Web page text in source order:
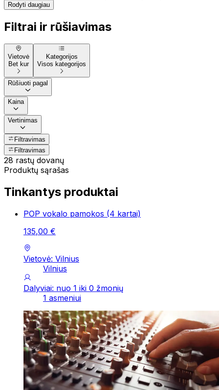
Rodyti daugiau
Filtrai ir rūšiavimas
Vietovė
Bet kur
Kategorijos
Visos kategorijos
Rūšiuoti pagal
Kaina
Vertinimas
Filtravimas
Filtravimas
28 rastų dovanų
Produktų sąrašas
Tinkantys produktai
POP vokalo pamokos (4 kartai)
135,00 €
Vietovė: Vilnius
Vilnius
Dalyviai: nuo 1 iki 0 žmonių
1 asmeniui